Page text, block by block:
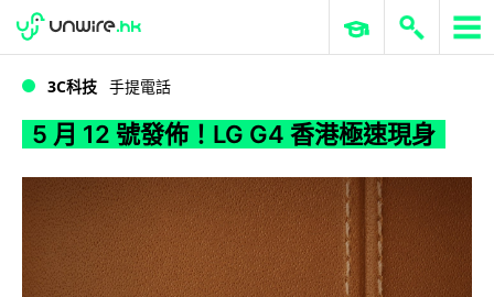
5 月 12 號發佈！LG G4 香港極速現身
WWDC 2026 ERP 與商業 AI
3C科技 手提電話
5 月 12 號發佈！LG G4 香港極速現身